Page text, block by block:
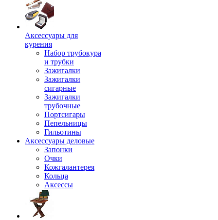
Аксессуары для
курения
Набор трубокура
и трубки
Зажигалки
Зажигалки
сигарные
Зажигалки
трубочные
Портсигары
Пепельницы
Гильотины
Аксессуары деловые
Запонки
Очки
Кожгалантерея
Кольца
Аксессы